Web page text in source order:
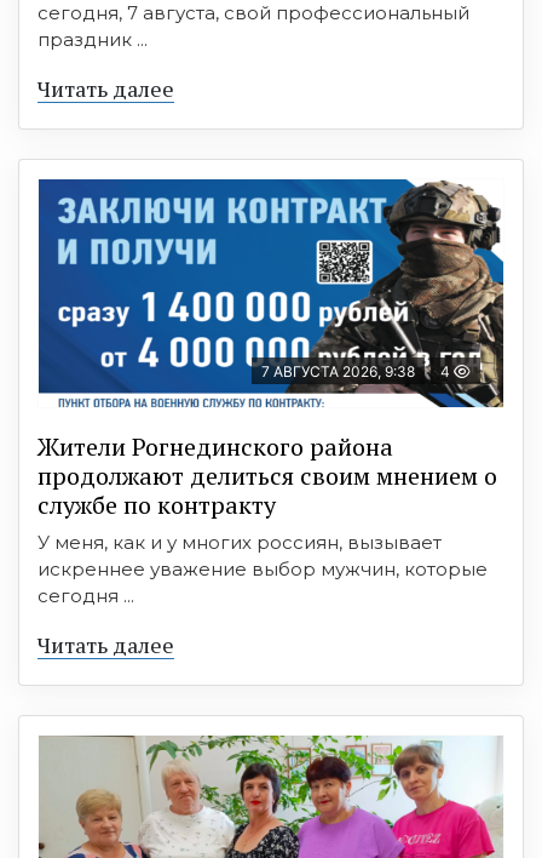
сегодня, 7 августа, свой профессиональный
праздник ...
Читать далее
7 АВГУСТА 2026, 9:38 4
Жители Рогнединского района
продолжают делиться своим мнением о
службе по контракту
У меня, как и у многих россиян, вызывает
искреннее уважение выбор мужчин, которые
сегодня ...
Читать далее